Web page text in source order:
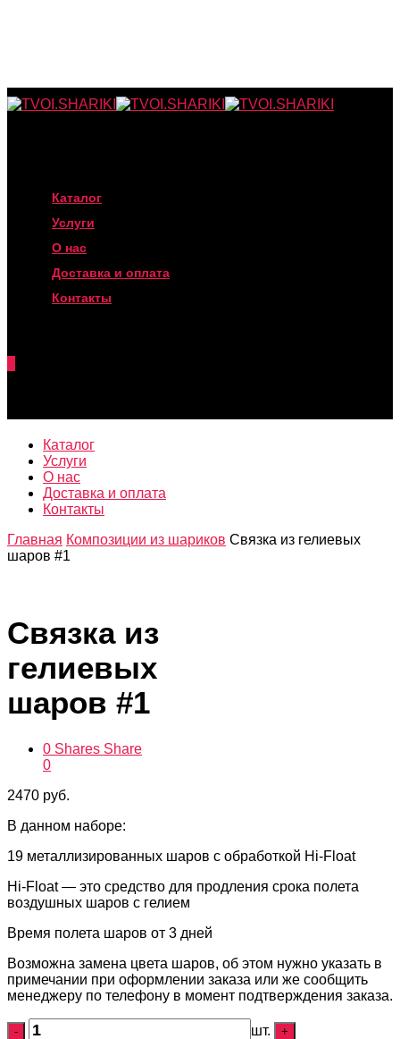
Каталог
Услуги
О нас
Доставка и оплата
Контакты
Каталог
Услуги
О нас
Доставка и оплата
Контакты
Главная Композиции из шариков Связка из гелиевых
шаров #1
Связка из
гелиевых
шаров #1
0 Shares Share
0
2470 руб.
В данном наборе:
19 металлизированных шаров с обработкой Hi-Float
Hi-Float — это средство для продления срока полета
воздушных шаров с гелием
Время полета шаров от 3 дней
Возможна замена цвета шаров, об этом нужно указать в
примечании при оформлении заказа или же сообщить
менеджеру по телефону в момент подтверждения заказа.
шт.